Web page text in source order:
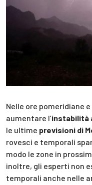
Nelle ore pomeridiane
aumentare l’instabilità
le ultime previsioni di
rovesci e temporali
modo le zone in
inoltre, gli esperti non
temporali anche nelle